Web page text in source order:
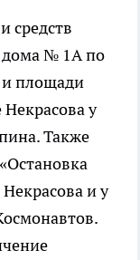
средств
дома № 1А по
и площади
у
Также
и у